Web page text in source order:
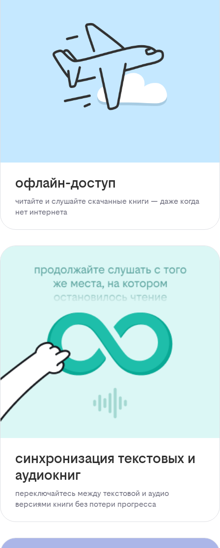
офлайн-доступ
читайте и слушайте скачанные книги — даже когда
нет интернета
синхронизация текстовых и
аудиокниг
переключайтесь между текстовой и аудио
версиями книги без потери прогресса